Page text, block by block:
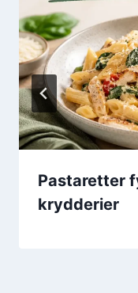
Pastaretter
krydderier